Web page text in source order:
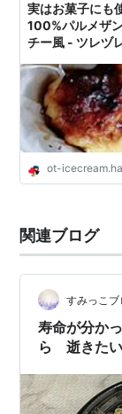
実はお菓子にも
100%パルメザ
チー風 - ツレヅ
ot-
関連ブログ
すみっこ
寿命が分か
ら 逝きたい